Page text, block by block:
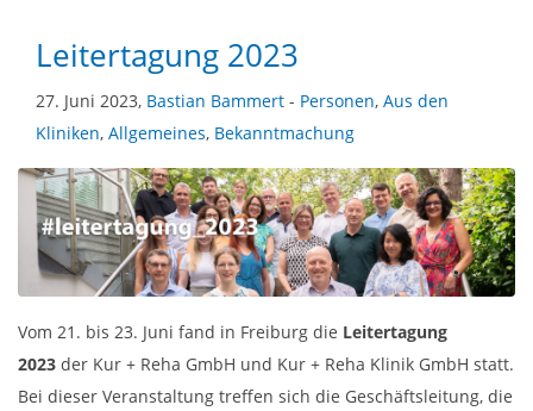
Leitertagung 2023
27. Juni 2023, Bastian Bammert - Personen, Aus den
Kliniken, Allgemeines, Bekanntmachung
Vom 21. bis 23. Juni fand in Freiburg die Leitertagung
2023 der Kur + Reha GmbH und Kur + Reha Klinik GmbH statt.
Bei dieser Veranstaltung treffen sich die Geschäftsleitung, die